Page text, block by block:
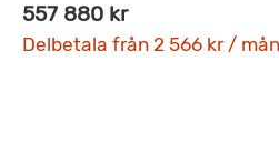
557 880 kr
Delbetala från 2 566 kr / mån